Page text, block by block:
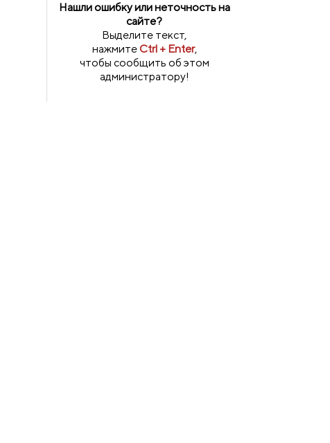
Нашли ошибку или неточность на
сайте?
Выделите текст,
нажмитеCtrl + Enter,
чтобы сообщить об этом
администратору!